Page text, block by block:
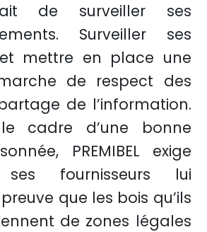
de surveiller ses
Surveiller ses
et mettre en place une
de respect des
de l’information.
cadre d’une bonne
PREMIBEL exige
fournisseurs lui
que les bois qu’ils
de zones légales